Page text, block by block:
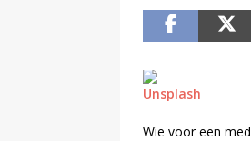
Unsplash
Wie voor een